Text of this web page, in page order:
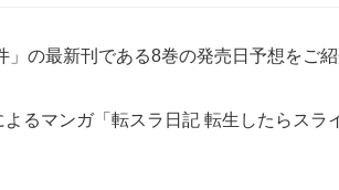
の最新刊である8巻の発売日予想をご紹
るマンガ「転スラ日記 転生したらス